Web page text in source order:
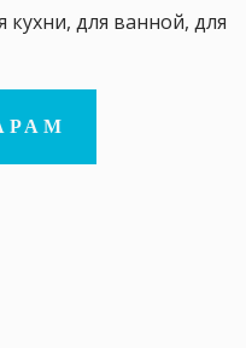
кухни, для ванной, для